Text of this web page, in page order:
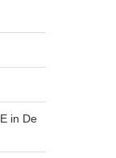
in De